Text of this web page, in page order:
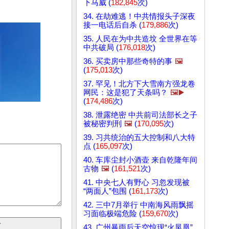
下马威 (182,845次)
34. 在劫难逃！中共情报头子深夜
接一电话后自杀 (179,886次)
35. 人民在为中共造坟 全世界在等
中共破局 (176,018次)
36. 买卖房中那些奇特的事 🖼️
(175,013次)
37. 罕见！北方下大雪南方强龙卷
网民：这是犯了天条吗？ 🖼️▶️
(174,486次)
38. 泄露绝密 中共前司法部长之子
被秘密判刑 🖼️ (170,095次)
39. 习共统治的五大控制和八大特
点 (165,097次)
40. 车库尘封小酒壶 来自乾隆年间
古物 🖼️ (161,521次)
41. 中央七人有野心 习忽发现被
“两面人”包围 (161,173次)
42. 三中7月举行 中南海风雨飘摇
习面临极端危险 (159,670次)
43. 广州暴雨后天空惊现“火凤凰”